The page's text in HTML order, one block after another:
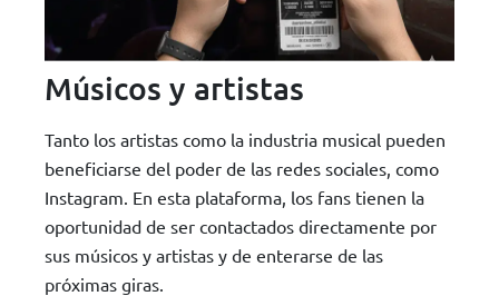
Músicos y artistas
Tanto los artistas como la industria musical pueden
beneficiarse del poder de las redes sociales, como
Instagram. En esta plataforma, los fans tienen la
oportunidad de ser contactados directamente por
sus músicos y artistas y de enterarse de las
próximas giras.